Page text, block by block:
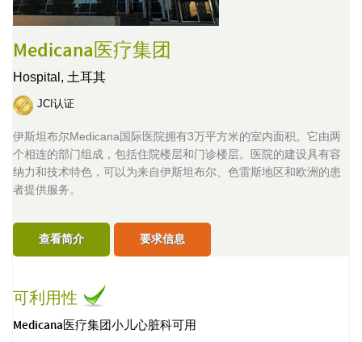
Medicana医疗集团
Hospital, 土耳其
JCI认证
伊斯坦布尔Medicana国际医院拥有3万平方米的室内面积。它由两
个相连的部门组成，包括住院楼层和门诊楼层。医院的建设具有容
纳力和技术特色，可以为来自伊斯坦布尔、色雷斯地区和欧洲的患
者提供服务。
查看简介 要求信息
可利用性
Medicana医疗集团小儿心脏科可用